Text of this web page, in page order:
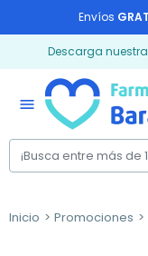
Envíos
Descarga
menu
Inicio Promociones